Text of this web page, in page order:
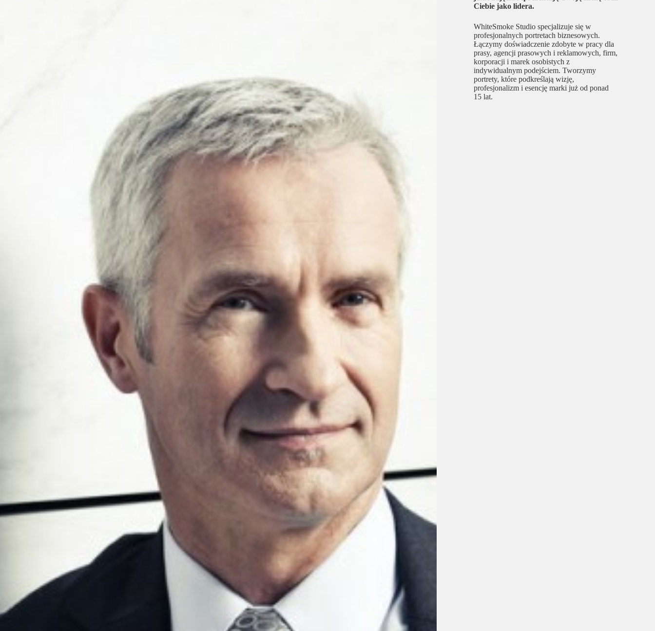
Ciebie jako lidera.
WhiteSmoke Studio specjalizuje się w
profesjonalnych portretach biznesowych.
Łączymy doświadczenie zdobyte w pracy dla
prasy, agencji prasowych i reklamowych, firm,
korporacji i marek osobistych z
indywidualnym podejściem. Tworzymy
portrety, które podkreślają wizję,
profesjonalizm i esencję marki już od ponad
15 lat.